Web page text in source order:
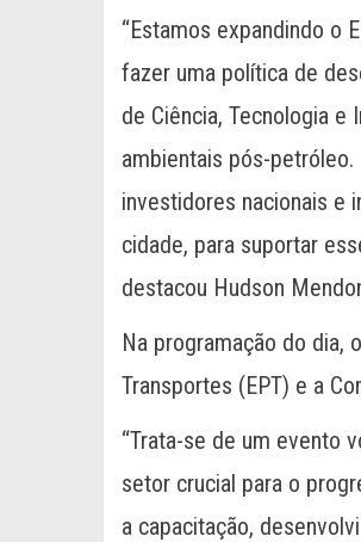
“Estamos expandindo o
fazer uma política de
de Ciência, Tecnologia
ambientais pós-
investidores nacionais e
cidade, para suportar
destacou Hudson
Na programação do dia,
Transportes (EPT) e a
“Trata-se de um evento
setor crucial para o
a capacitação,